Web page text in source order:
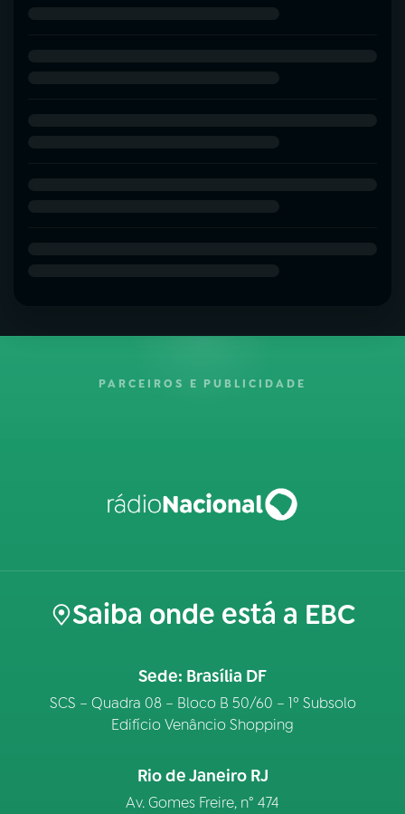
PARCEIROS E PUBLICIDADE
Saiba onde está a EBC
Sede: Brasília DF
SCS – Quadra 08 – Bloco B 50/60 – 1º Subsolo
Edifício Venâncio Shopping
Rio de Janeiro RJ
Av. Gomes Freire, n° 474